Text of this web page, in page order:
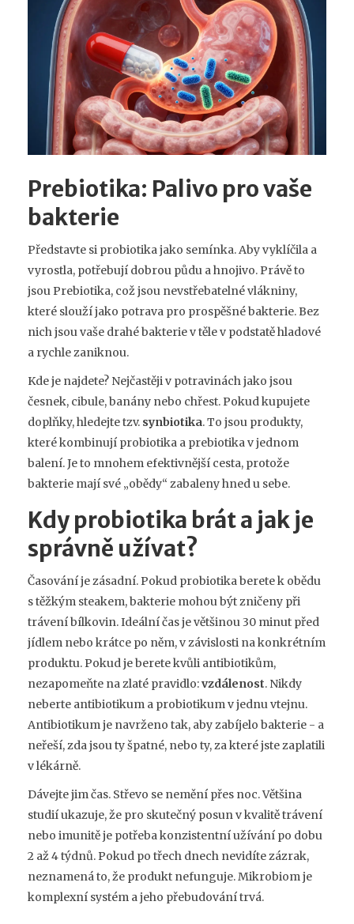
Prebiotika: Palivo pro vaše
bakterie
Představte si probiotika jako semínka. Aby vyklíčila a
vyrostla, potřebují dobrou půdu a hnojivo. Právě to
jsouPrebiotika, což jsou nevstřebatelné vlákniny,
které slouží jako potrava pro prospěšné bakterie. Bez
nich jsou vaše drahé bakterie v těle v podstatě hladové
a rychle zaniknou.
Kde je najdete? Nejčastěji v potravinách jako jsou
česnek, cibule, banány nebo chřest. Pokud kupujete
doplňky, hledejte tzv. synbiotika. To jsou produkty,
které kombinují probiotika a prebiotika v jednom
balení. Je to mnohem efektivnější cesta, protože
bakterie mají své „obědy“ zabaleny hned u sebe.
Kdy probiotika brát a jak je
správně užívat?
Časování je zásadní. Pokud probiotika berete k obědu
s těžkým steakem, bakterie mohou být zničeny při
trávení bílkovin. Ideální čas je většinou 30 minut před
jídlem nebo krátce po něm, v závislosti na konkrétním
produktu. Pokud je berete kvůli antibiotikům,
nezapomeňte na zlaté pravidlo:vzdálenost. Nikdy
neberte antibiotikum a probiotikum v jednu vtejnu.
Antibiotikum je navrženo tak, aby zabíjelo bakterie - a
neřeší, zda jsou ty špatné, nebo ty, za které jste zaplatili
v lékárně.
Dávejte jim čas. Střevo se nemění přes noc. Většina
studií ukazuje, že pro skutečný posun v kvalitě trávení
nebo imunitě je potřeba konzistentní užívání po dobu
2 až 4 týdnů. Pokud po třech dnech nevidíte zázrak,
neznamená to, že produkt nefunguje. Mikrobiom je
komplexní systém a jeho přebudování trvá.